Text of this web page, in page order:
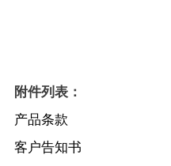
附件列表：
产品条款
客户告知书